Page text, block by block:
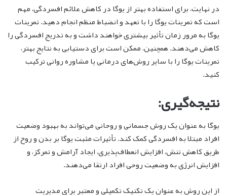
در نهایت، برای استفاده بهتر از یوگا در کاهش علائم افسردگی، مهم
است که تمرینات یوگا را با تعهد و انضباط منظم انجام دهید. تمرینات
یوگا به مرور زمان تأثیر بیشتری خواهند داشت و به تدریج افسردگی را
کاهش می‌دهند. همچنین، ممکن است برای دستیابی به نتایج بهتر،
تمرینات یوگا را با سایر روش‌های درمانی یا مشاوره روانی ترکیب
کنید.
نتیجه‌گیری:
یوگا به عنوان یک روش جسمانی و روحانی می‌تواند به بهبود وضعیت
افراد مبتلا به افسردگی کمک کند. تأثیرات مثبت یوگا بر بدن و روح از
طریق کاهش تنش، افزایش انعطاف‌پذیری، ایجاد آرامش و تمرکز، و
افزایش انرژی به وضعیت روحی افراد ارتقا می‌دهند.
از این روش به عنوان یک تکنیک تکمیلی و معتبر برای مدیریت